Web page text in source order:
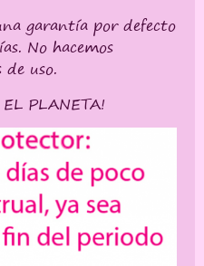
garantía por defecto
No hacemos
uso.
EL PLANETA!